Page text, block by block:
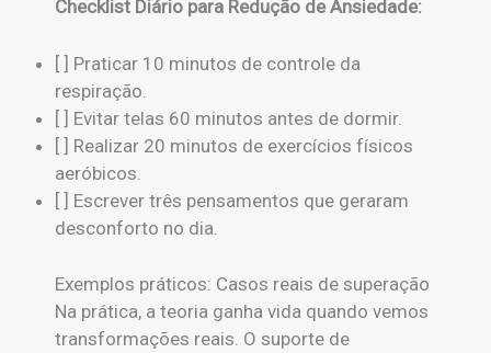
Checklist Diário para Redução de Ansiedade:
[ ] Praticar 10 minutos de controle da
respiração.
[ ] Evitar telas 60 minutos antes de dormir.
[ ] Realizar 20 minutos de exercícios físicos
aeróbicos.
[ ] Escrever três pensamentos que geraram
desconforto no dia.
Exemplos práticos: Casos reais de superação
Na prática, a teoria ganha vida quando vemos
transformações reais. O suporte de